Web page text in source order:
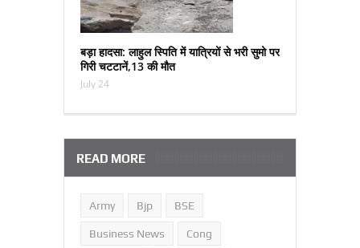
बड़ा हादसा: लाहुल स्पिति में यात्रियों से भरी सुमो पर
गिरी चटटानें,13 की मौत
July 24
READ MORE
Army Bjp BSE
Business News Cong